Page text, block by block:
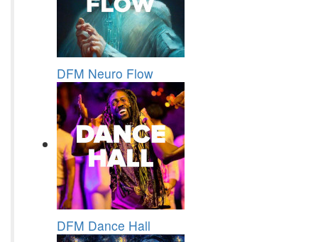
DFM Neuro Flow
DFM Dance Hall